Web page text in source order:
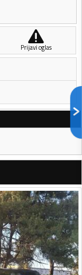
Prijavi oglas